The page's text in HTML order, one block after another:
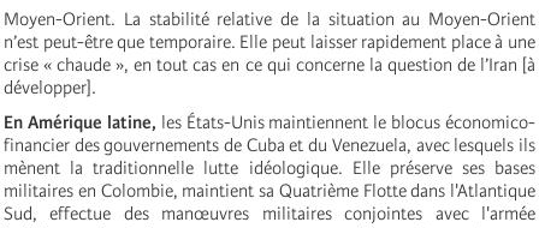
Moyen-Orient. La stabilité relative de la situation au Moyen-Orient
n’est peut-être que temporaire. Elle peut laisser rapidement place à une
crise « chaude », en tout cas en ce qui concerne la question de l’Iran [à
développer].
En Amérique latine, les États-Unis maintiennent le blocus économico-
financier des gouvernements de Cuba et du Venezuela, avec lesquels ils
mènent la traditionnelle lutte idéologique. Elle préserve ses bases
militaires en Colombie, maintient sa Quatrième Flotte dans l'Atlantique
Sud, effectue des manœuvres militaires conjointes avec l'armée